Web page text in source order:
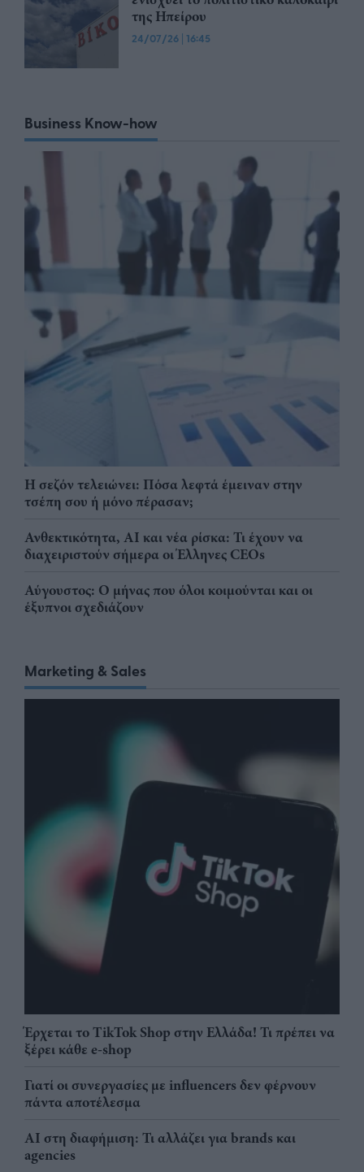
της Ηπείρου
24/07/26 | 16:45
Business Know-how
Η σεζόν τελειώνει: Πόσα λεφτά έμειναν στην
τσέπη σου ή μόνο πέρασαν;
Ανθεκτικότητα, AI και νέα ρίσκα: Τι έχουν να
διαχειριστούν σήμερα οι Έλληνες CEOs
Αύγουστος: Ο μήνας που όλοι κοιμούνται και οι
έξυπνοι σχεδιάζουν
Marketing & Sales
Έρχεται το TikTok Shop στην Ελλάδα! Τι πρέπει να
ξέρει κάθε e-shop
Γιατί οι συνεργασίες με influencers δεν φέρνουν
πάντα αποτέλεσμα
AI στη διαφήμιση: Τι αλλάζει για brands και
agencies